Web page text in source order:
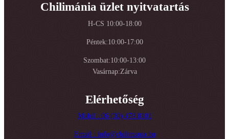
Chilimánia üzlet nyitvatartás
H-CS 10:00-18:00
Péntek:10:00-17:00
Szombat:10:00-13:00
Vasárnap:Zárva
Elérhetőség
Mobil : 06 (30) 478 8101
Email : info@chilimania.hu